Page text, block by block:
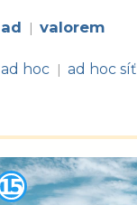
ad | valorem
ad hoc | ad hoc síť